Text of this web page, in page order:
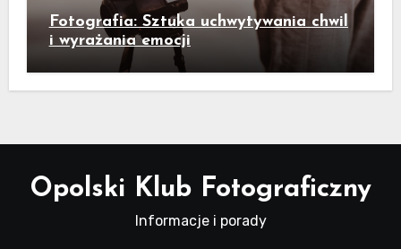
Fotografia: Sztuka uchwytywania chwil
i wyrażania emocji
Opolski Klub Fotograficzny
Informacje i porady